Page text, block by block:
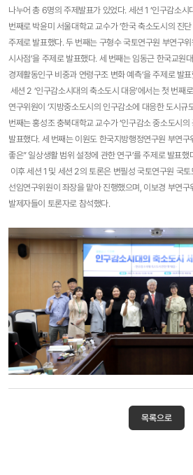
나누어 총 6명의 주제발표가 있었다. 세션 1 ‘인구감소시
번째로 박윤미 서울대학교 교수가 ‘한국 축소도시의 진
주제로 발표했다. 두 번째는 구형수 국토연구원 부연구
시사점’을 주제로 발표했다. 세 번째는 임동근 한국교원
경제활동인구 비중과 연령구조 변화 예측’을 주제로 발
세션 2 ‘인구감소시대의 축소도시 대응’에서는 첫 번째
연구위원이 ‘지방중소도시의 인구감소에 대응한 도시규
번째는 홍성조 충북대학교 교수가 ‘인구감소 중소도시의
발표했다. 세 번째는 이원도 한국지방행정연구원 부연구
좋은” 일상생활 범위 설정에 관한 연구’를 주제로 발표했
이후 세션 1 및 세션 2의 토론은 변필성 국토연구원 국
선임연구위원이 좌장을 맡아 진행했으며, 이보경 부연구
발제자들이 토론자로 참석했다.
목록으로